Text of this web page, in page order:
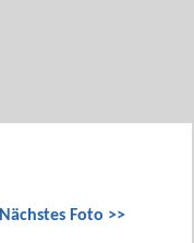
Nächstes Foto >>